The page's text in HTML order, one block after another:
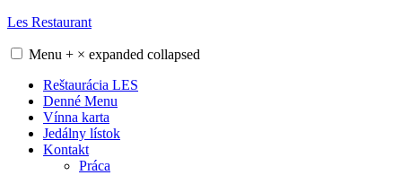
Skip
content
Les Restaurant
Menu + × expanded collapsed
Reštaurácia LES
Denné Menu
Vínna karta
Jedálny lístok
Kontakt
Práca